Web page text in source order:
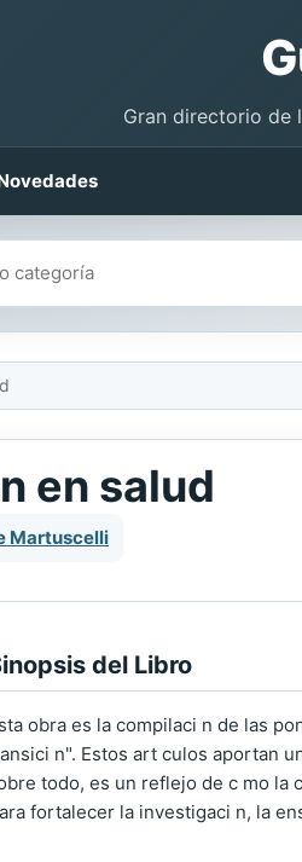
Gran directorio de
en salud
Martuscelli
del Libro
obra es la compilaci n de las
n". Estos art culos aportan
todo, es un reflejo de c mo la
fortalecer la investigaci n, la